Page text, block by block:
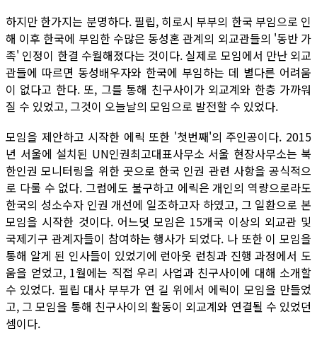
하지만 한가지는 분명하다. 필립, 히로시 부부의 한국 부임으로 인
해 이후 한국에 부임한 수많은 동성혼 관계의 외교관들의 '동반 가
족' 인정이 한결 수월해졌다는 것이다. 실제로 모임에서 만난 외교
관들에 따르면 동성배우자와 한국에 부임하는 데 별다른 어려움
이 없다고 한다. 또, 그를 통해 친구사이가 외교계와 한층 가까워
질 수 있었고, 그것이 오늘날의 모임으로 발전할 수 있었다.
모임을 제안하고 시작한 에릭 또한 '첫번째'의 주인공이다. 2015
년 서울에 설치된 UN인권최고대표사무소 서울 현장사무소는 북
한인권 모니터링을 위한 곳으로 한국 인권 관련 사항을 공식적으
로 다룰 수 없다. 그럼에도 불구하고 에릭은 개인의 역량으로라도
한국의 성소수자 인권 개선에 일조하고자 하였고, 그 일환으로 본
모임을 시작한 것이다. 어느덧 모임은 15개국 이상의 외교관 및
국제기구 관계자들이 참여하는 행사가 되었다. 나 또한 이 모임을
통해 알게 된 인사들이 있었기에 런아웃 런칭과 진행 과정에서 도
움을 얻었고, 1월에는 직접 우리 사업과 친구사이에 대해 소개할
수 있었다. 필립 대사 부부가 연 길 위에서 에릭이 모임을 만들었
고, 그 모임을 통해 친구사이의 활동이 외교계와 연결될 수 있었던
셈이다.